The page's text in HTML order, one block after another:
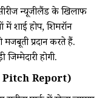
न्यूजीलैंड के खिलाफ
में शाई होप, शिमरॉन
प्रदान करते हैं.
होगी.
Pitch Report)